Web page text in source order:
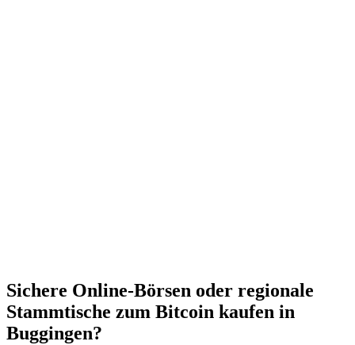
Sichere Online-Börsen oder regionale
Stammtische zum Bitcoin kaufen in
Buggingen?